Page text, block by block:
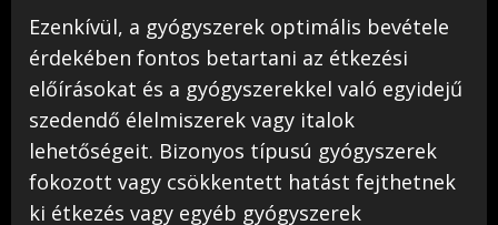
Ezenkívül, a gyógyszerek optimális bevétele
érdekében fontos betartani az étkezési
előírásokat és a gyógyszerekkel való egyidejű
szedendő élelmiszerek vagy italok
lehetőségeit. Bizonyos típusú gyógyszerek
fokozott vagy csökkentett hatást fejthetnek
ki étkezés vagy egyéb gyógyszerek